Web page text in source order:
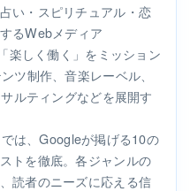
い・スピリチュアル・恋
るWebメディア
楽しく働く」をミッション
ツ制作、音楽レーベル、
ルティングなどを展開す
は、Googleが掲げる10の
トを徹底。各ジャンルの
読者のニーズに応える信